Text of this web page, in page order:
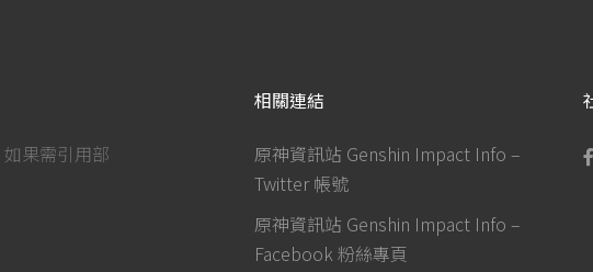
果需引用部
相關連結
原神資訊站 Genshin Impact Info –
Twitter 帳號
原神資訊站 Genshin Impact Info –
Facebook 粉絲專頁